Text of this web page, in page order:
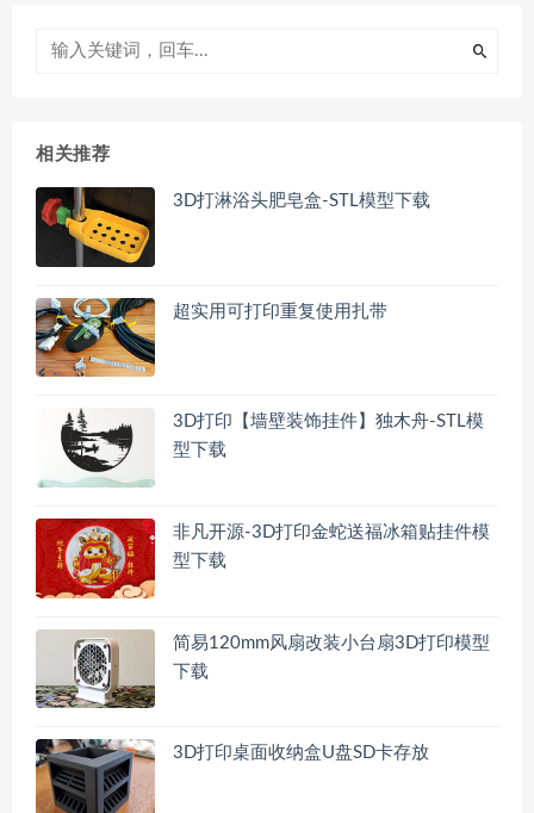
相关推荐
3D打淋浴头肥皂盒-STL模型下载
超实用可打印重复使用扎带
3D打印【墙壁装饰挂件】独木舟-STL模
型下载
非凡开源-3D打印金蛇送福冰箱贴挂件模
型下载
简易120mm风扇改装小台扇3D打印模型
下载
3D打印桌面收纳盒U盘SD卡存放